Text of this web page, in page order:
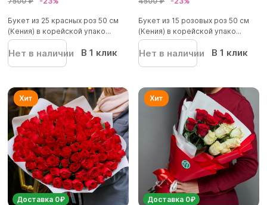
Букет из 25 красных роз 50 см
(Кения) в корейской упако...
Нет в наличии В 1 клик
Букет из 15 розовых роз 50 см
(Кения) в корейской упако...
Нет в наличии В 1 клик
Доставка 0₽ Доставка 0₽